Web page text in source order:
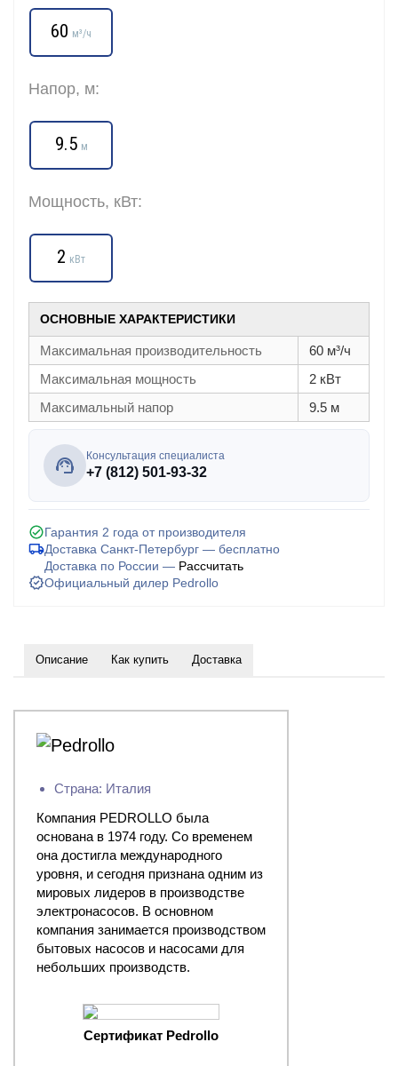
60 м³/ч
Напор, м:
9.5 м
Мощность, кВт:
2 кВт
ОСНОВНЫЕ ХАРАКТЕРИСТИКИ
Максимальная производительность
60 м³/ч
Максимальная мощность
2 кВт
Максимальный напор
9.5 м
Консультация специалиста
+7 (812) 501-93-32
Гарантия 2 года от производителя
Доставка Санкт-Петербург — бесплатно
Доставка по России — Рассчитать
Официальный дилер Pedrollo
Описание Как купить Доставка
Страна: Италия
Компания PEDROLLO была
основана в 1974 году. Со временем
она достигла международного
уровня, и сегодня признана одним из
мировых лидеров в производстве
электронасосов. В основном
компания занимается производством
бытовых насосов и насосами для
небольших производств.
Сертификат Pedrollo